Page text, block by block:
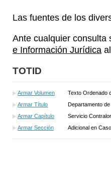
Las fuentes de los
Ante cualquier consulta
e Información Jurídica
TOTID
Armar Volumen
Texto Ordenado
Armar Título
Departamento
Armar Capítulo
Servicio
Armar Sección
Adicional en